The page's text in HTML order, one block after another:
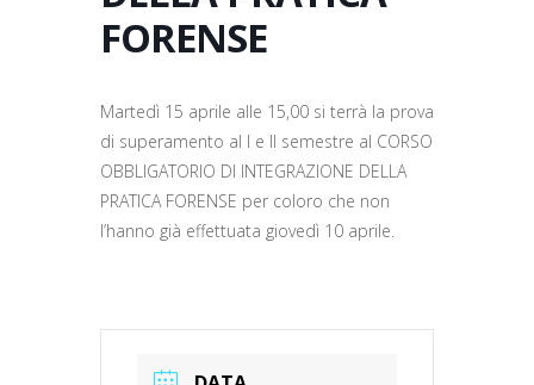
FORENSE
Martedì 15 aprile alle 15,00 si terrà la prova
di superamento aI I e II semestre al CORSO
OBBLIGATORIO DI INTEGRAZIONE DELLA
PRATICA FORENSE per coloro che non
l’hanno già effettuata giovedì 10 aprile.